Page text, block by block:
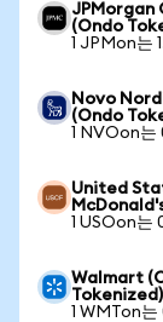
JPMorgan
(Ondo
1 JPMon는
Novo
(Ondo
1 NVOon는
United
1 USOon
Walmart
Tokenized)
1 WMTon